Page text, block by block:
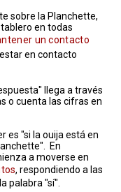
sobre la Planchette,
en todas
un contacto
en contacto
llega a través
o cuenta las cifras en
es "si la ouija está en
En
a moverse en
, respondiendo a las
palabra "sí".